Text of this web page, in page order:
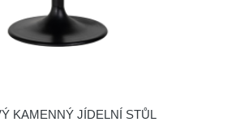
KAMENNÝ JÍDELNÍ STŮL